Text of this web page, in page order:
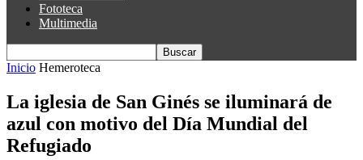
Fototeca
Multimedia
Inicio Hemeroteca
La iglesia de San Ginés se iluminará de
azul con motivo del Día Mundial del
Refugiado